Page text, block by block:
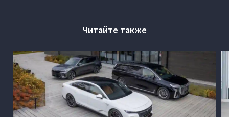
Читайте также